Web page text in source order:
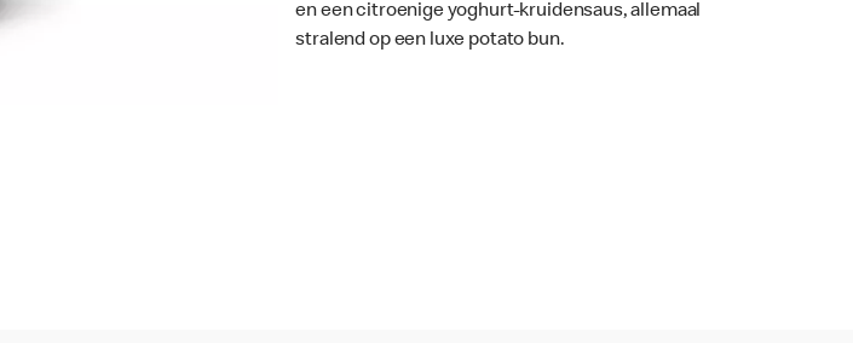
en een citroenige yoghurt-kruidensaus, allemaal
stralend op een luxe potato bun.